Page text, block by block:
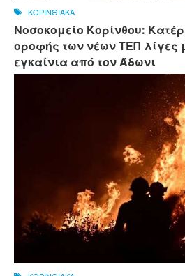
ΚΟΡΙΝΘΙΑΚΑ
Νοσοκομείο Κορίνθου:
οροφής των νέων ΤΕΠ λίγες
εγκαίνια από τον Άδωνι